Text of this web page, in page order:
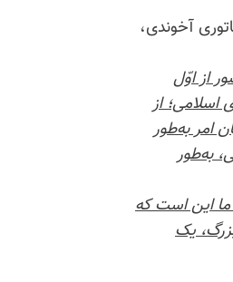
آخوندی،
از اوّل
اسلامی؛ از
امر به‌طور
به‌‌طور
این است که
یک